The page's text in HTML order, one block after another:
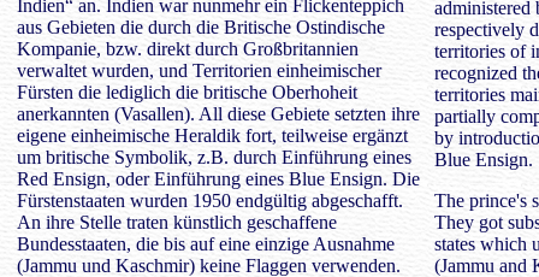
Indien“ an. Indien war nunmehr ein Flickenteppich
aus Gebieten die durch die Britische Ostindische
Kompanie, bzw. direkt durch Großbritannien
verwaltet wurden, und Territorien einheimischer
Fürsten die lediglich die britische Oberhoheit
anerkannten (Vasallen). All diese Gebiete setzten ihre
eigene einheimische Heraldik fort, teilweise ergänzt
um britische Symbolik, z.B. durch Einführung eines
Red Ensign, oder Einführung eines Blue Ensign. Die
Fürstenstaaten wurden 1950 endgültig abgeschafft.
An ihre Stelle traten künstlich geschaffene
Bundesstaaten, die bis auf eine einzige Ausnahme
(Jammu und Kaschmir) keine Flaggen verwenden.
administered
respectively
territories of
recognized
territories
partially
by
Blue Ensign.
The prince's
They got
states which
(Jammu and